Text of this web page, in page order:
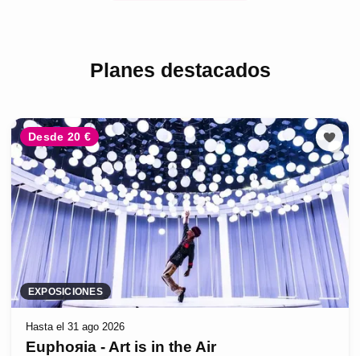
Planes destacados
Desde 20 €
EXPOSICIONES
Hasta el 31 ago 2026
Euphoяia - Art is in the Air